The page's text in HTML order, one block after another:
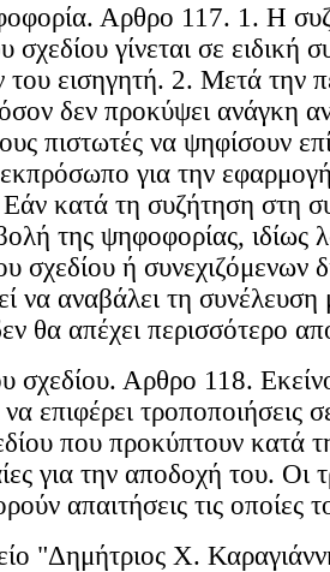
Αρθρο 117. 1. Η
σχεδίου γίνεται σε ειδική
του εισηγητή. 2. Μετά την
δεν προκύψει ανάγκη
πιστωτές να ψηφίσουν
εκπρόσωπο για την
κατά τη συζήτηση στη
της ψηφοφορίας, ιδίως
σχεδίου ή συνεχιζόμενων
να αναβάλει τη
θα απέχει περισσότερο
σχεδίου. Αρθρο 118.
να επιφέρει τροποποιήσεις
που προκύπτουν κατά
για την αποδοχή του. Οι
απαιτήσεις τις οποίες
"Δημήτριος Χ.